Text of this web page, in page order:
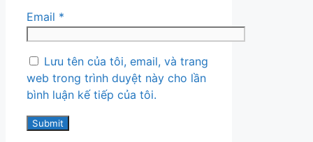
Email *
Lưu tên của tôi, email, và trang
web trong trình duyệt này cho lần
bình luận kế tiếp của tôi.